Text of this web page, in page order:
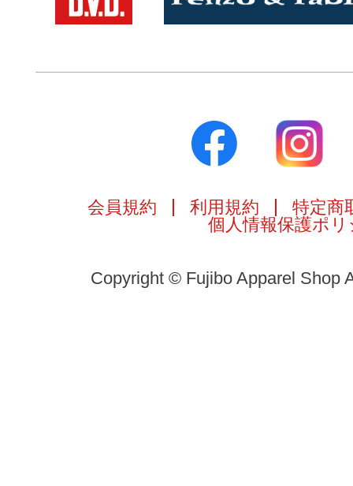
会員規約 利用規約
特定商
個人情報保護ポリ
Copyright © Fujibo Apparel Shop